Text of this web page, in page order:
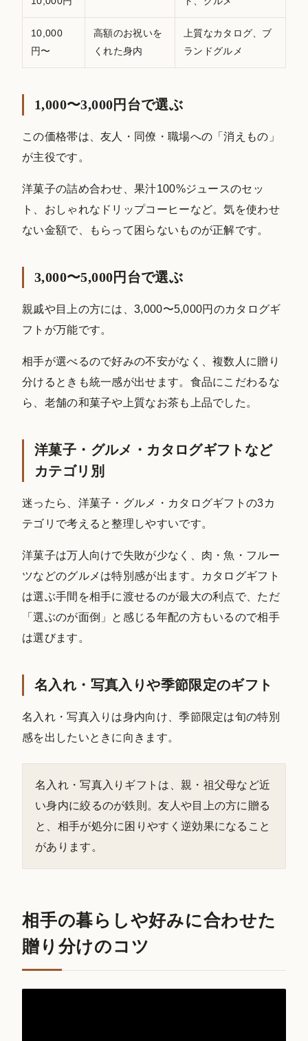
10,000
円〜
高額のお祝いを
くれた身内
上質なカタログ、ブ
ランドグルメ
1,000〜3,000円台で選ぶ
この価格帯は、友人・同僚・職場への「消えもの」
が主役です。
洋菓子の詰め合わせ、果汁100%ジュースのセッ
ト、おしゃれなドリップコーヒーなど。気を使わせ
ない金額で、もらって困らないものが正解です。
3,000〜5,000円台で選ぶ
親戚や目上の方には、3,000〜5,000円のカタログギ
フトが万能です。
相手が選べるので好みの不安がなく、複数人に贈り
分けるときも統一感が出せます。食品にこだわるな
ら、老舗の和菓子や上質なお茶も上品でした。
洋菓子・グルメ・カタログギフトなど
カテゴリ別
迷ったら、洋菓子・グルメ・カタログギフトの3カ
テゴリで考えると整理しやすいです。
洋菓子は万人向けで失敗が少なく、肉・魚・フルー
ツなどのグルメは特別感が出ます。カタログギフト
は選ぶ手間を相手に渡せるのが最大の利点で、ただ
「選ぶのが面倒」と感じる年配の方もいるので相手
は選びます。
名入れ・写真入りや季節限定のギフト
名入れ・写真入りは身内向け、季節限定は旬の特別
感を出したいときに向きます。
名入れ・写真入りギフトは、親・祖父母など近
い身内に絞るのが鉄則。友人や目上の方に贈る
と、相手が処分に困りやすく逆効果になること
があります。
相手の暮らしや好みに合わせた
贈り分けのコツ